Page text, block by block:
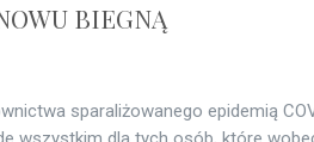
BIEGNĄ
sparaliżowanego epidemią